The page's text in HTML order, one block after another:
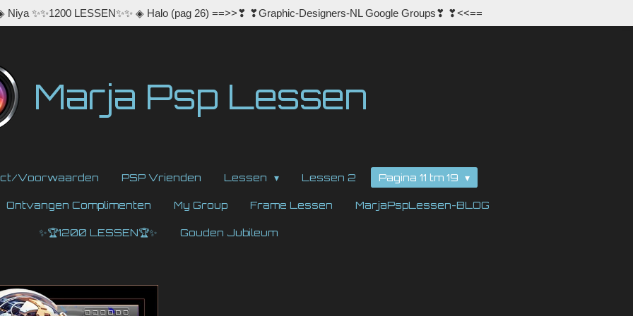
✨✨1200 LESSEN✨✨ ◈ Halo (pag 26) ==>>❣ ❣Graphic-Designers-NL Google Groups❣ ❣<<==
Marja Psp Lessen
Voorwaarden PSP Vrienden Lessen Lessen 2 Pagina 11 tm 19
Ontvangen Complimenten My Group Frame Lessen MarjaPspLessen-BLOG
✨🏆1200 LESSEN🏆✨ Gouden Jubileum